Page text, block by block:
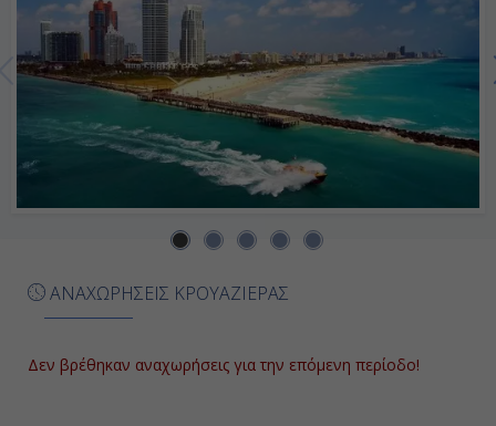
ΑΝΑΧΩΡΗΣΕΙΣ ΚΡΟΥΑΖΙΕΡΑΣ
Δεν βρέθηκαν αναχωρήσεις για την επόμενη περίοδο!